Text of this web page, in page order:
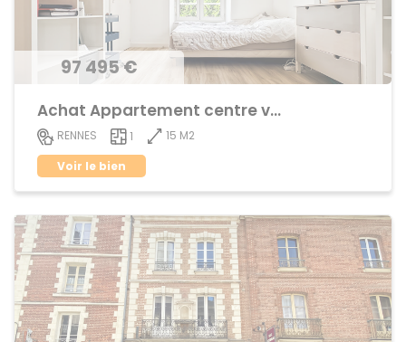
97 495 €
Achat Appartement centre ville
RENNES 1
15 M2
Voir le bien